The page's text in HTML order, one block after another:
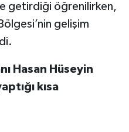
getirdiği öğrenilirken,
gelişim
Hasan Hüseyin
kısa